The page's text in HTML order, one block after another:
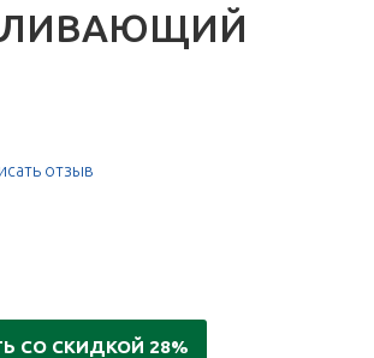
отзыв
СО СКИДКОЙ 28%